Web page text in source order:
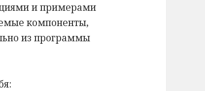
и примерами
компоненты,
из программы